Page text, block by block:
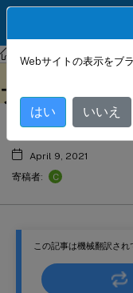
Citrix SD-WAN WANOP
この記事は機械翻訳され
さまざまな
プライアンス
April 9, 2021
寄稿者:
C
Webサイトの表示をブ
はい いいえ